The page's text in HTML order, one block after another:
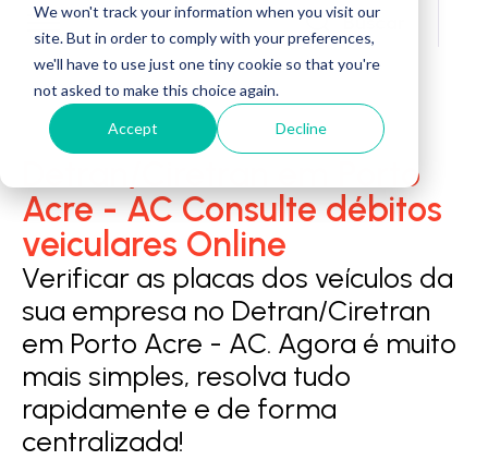
We won't track your information when you visit our
site. But in order to comply with your preferences,
we'll have to use just one tiny cookie so that you're
not asked to make this choice again.
Accept Decline
Buscar
Detran/Ciretran em Porto
Acre - AC Consulte débitos
veiculares Online
Verificar as placas dos veículos da
sua empresa no Detran/Ciretran
em Porto Acre - AC. Agora é muito
mais simples, resolva tudo
rapidamente e de forma
centralizada!